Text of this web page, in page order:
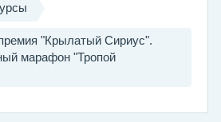
"Крылатый Сириус".
марафон "Тропой